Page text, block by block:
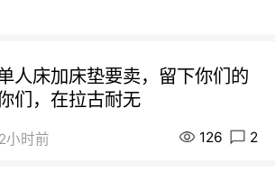
人床加床垫要卖，留下你们的
们，在拉古耐无
2小时前 126 2